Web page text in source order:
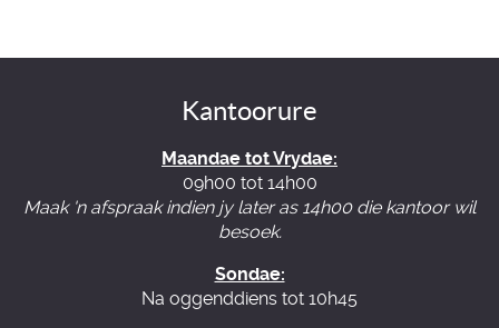
Kantoorure
Maandae tot Vrydae:
09h00 tot 14h00
Maak 'n afspraak indien jy later as 14h00 die kantoor wil
besoek.
Sondae:
Na oggenddiens tot 10h45